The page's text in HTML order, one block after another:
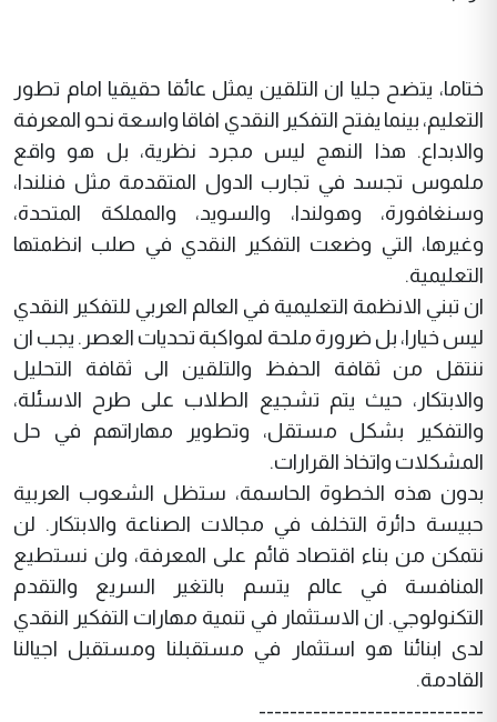
ختاما، يتضح جليا ان التلقين يمثل عائقا حقيقيا امام تطور
التعليم، بينما يفتح التفكير النقدي افاقا واسعة نحو المعرفة
والابداع. هذا النهج ليس مجرد نظرية، بل هو واقع
ملموس تجسد في تجارب الدول المتقدمة مثل فنلندا،
وسنغافورة، وهولندا، والسويد، والمملكة المتحدة،
وغيرها، التي وضعت التفكير النقدي في صلب انظمتها
التعليمية.
ان تبني الانظمة التعليمية في العالم العربي للتفكير النقدي
ليس خيارا، بل ضرورة ملحة لمواكبة تحديات العصر. يجب ان
ننتقل من ثقافة الحفظ والتلقين الى ثقافة التحليل
والابتكار، حيث يتم تشجيع الطلاب على طرح الاسئلة،
والتفكير بشكل مستقل، وتطوير مهاراتهم في حل
المشكلات واتخاذ القرارات.
بدون هذه الخطوة الحاسمة، ستظل الشعوب العربية
حبيسة دائرة التخلف في مجالات الصناعة والابتكار. لن
نتمكن من بناء اقتصاد قائم على المعرفة، ولن نستطيع
المنافسة في عالم يتسم بالتغير السريع والتقدم
التكنولوجي. ان الاستثمار في تنمية مهارات التفكير النقدي
لدى ابنائنا هو استثمار في مستقبلنا ومستقبل اجيالنا
القادمة.
-----------------------------